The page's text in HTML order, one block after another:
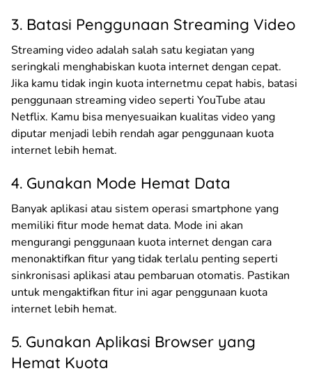
3. Batasi Penggunaan Streaming Video
Streaming video adalah salah satu kegiatan yang
seringkali menghabiskan kuota internet dengan cepat.
Jika kamu tidak ingin kuota internetmu cepat habis, batasi
penggunaan streaming video seperti YouTube atau
Netflix. Kamu bisa menyesuaikan kualitas video yang
diputar menjadi lebih rendah agar penggunaan kuota
internet lebih hemat.
4. Gunakan Mode Hemat Data
Banyak aplikasi atau sistem operasi smartphone yang
memiliki fitur mode hemat data. Mode ini akan
mengurangi penggunaan kuota internet dengan cara
menonaktifkan fitur yang tidak terlalu penting seperti
sinkronisasi aplikasi atau pembaruan otomatis. Pastikan
untuk mengaktifkan fitur ini agar penggunaan kuota
internet lebih hemat.
5. Gunakan Aplikasi Browser yang
Hemat Kuota